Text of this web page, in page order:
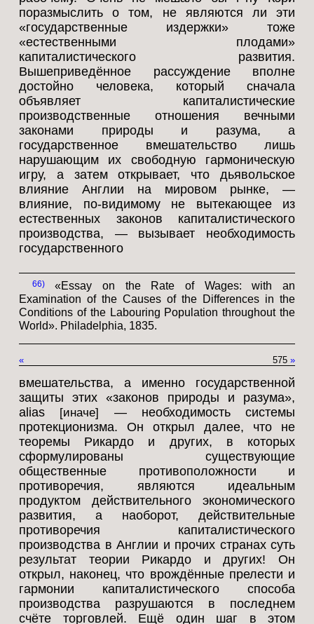
поразмыслить о том, не являются ли эти
«государственные издержки» тоже
«естественными плодами»
капиталистического развития.
Вышеприведённое рассуждение вполне
достойно человека, который сначала
объявляет капиталистические
производственные отношения вечными
законами природы и разума, а
государственное вмешательство лишь
нарушающим их свободную гармоническую
игру, а затем открывает, что дьявольское
влияние Англии на мировом рынке, —
влияние, по-видимому не вытекающее из
естественных законов капиталистического
производства, — вызывает необходимость
государственного
66 «Essay on the Rate of Wages: with an
Examination of the Causes of the Differences in the
Conditions of the Labouring Population throughout the
World». Philadelphia, 1835.
« »
575
вмешательства, а именно государственной
защиты этих «законов природы и разума»,
alias [иначе] — необходимость системы
протекционизма. Он открыл далее, что не
теоремы Рикардо и других, в которых
сформулированы существующие
общественные противоположности и
противоречия, являются идеальным
продуктом действительного экономического
развития, а наоборот, действительные
противоречия капиталистического
производства в Англии и прочих странах суть
результат теории Рикардо и других! Он
открыл, наконец, что врождённые прелести и
гармонии капиталистического способа
производства разрушаются в последнем
счёте торговлей. Ещё один шаг в этом